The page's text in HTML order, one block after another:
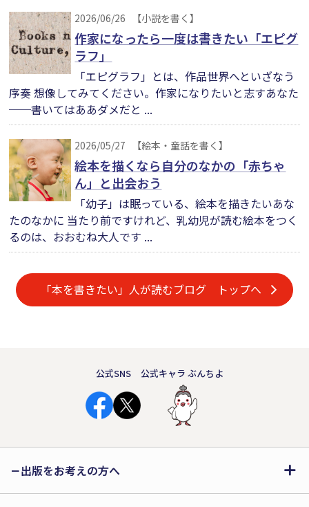
2026/06/26 【小説を書く】
作家になったら一度は書きたい「エピグ
ラフ」
「エピグラフ」とは、作品世界へといざなう
序奏 想像してみてください。作家になりたいと志すあなた
──書いてはああダメだと ...
2026/05/27 【絵本・童話を書く】
絵本を描くなら自分のなかの「赤ちゃ
ん」と出会おう
「幼子」は眠っている、絵本を描きたいあな
たのなかに 当たり前ですけれど、乳幼児が読む絵本をつく
るのは、おおむね大人です ...
「本を書きたい」人が読むブログ トップへ
公式SNS 公式キャラ ぶんちよ
出版をお考えの方へ